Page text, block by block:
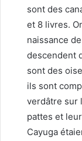
sont des
et 8 livres.
naissance
descendent
sont des
ils sont
verdâtre sur
pattes et
Cayuga